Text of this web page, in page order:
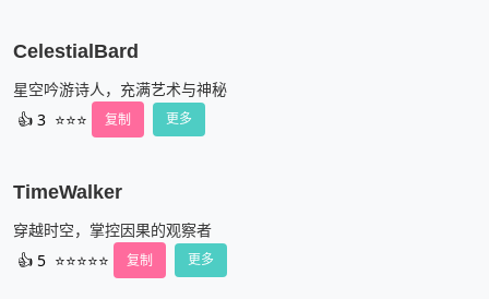
CelestialBard
星空吟游诗人，充满艺术与神秘
👍 3 ⭐⭐⭐ 复制 更多
TimeWalker
穿越时空，掌控因果的观察者
👍 5 ⭐⭐⭐⭐⭐ 复制 更多